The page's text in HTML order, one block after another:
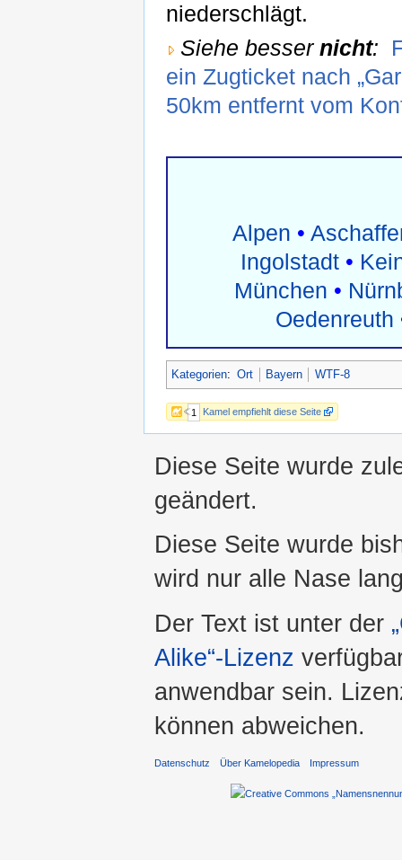
1 Kamel empfiehlt diese Seite
niederschlägt.
Siehe besser nicht:
ein Zugticket nach
50km entfernt vom
Alpen •
Ingolstadt•
München •
Oedenreuth
Kategorien: Ort Bayern WTF-8
Diese Seite wurde
geändert.
Diese Seite wurde
wird nur alle Nase
Der Text ist unter der
Alike“-Lizenz
anwendbar sein.
können abweichen.
Datenschutz Über Kamelopedia Impressum